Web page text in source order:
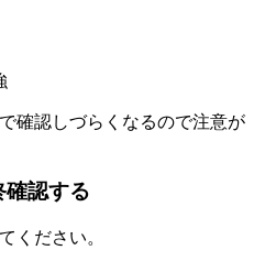
確認しづらくなるので注意が
確認する
ください。